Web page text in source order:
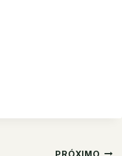
PRÓXIMO